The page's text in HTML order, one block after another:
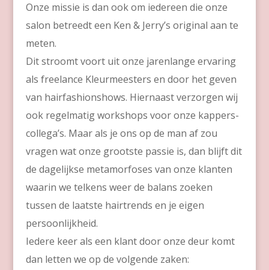
Onze missie is dan ook om iedereen die onze
salon betreedt een Ken & Jerry’s original aan te
meten.
Dit stroomt voort uit onze jarenlange ervaring
als freelance Kleurmeesters en door het geven
van hairfashionshows. Hiernaast verzorgen wij
ook regelmatig workshops voor onze kappers-
collega’s. Maar als je ons op de man af zou
vragen wat onze grootste passie is, dan blijft dit
de dagelijkse metamorfoses van onze klanten
waarin we telkens weer de balans zoeken
tussen de laatste hairtrends en je eigen
persoonlijkheid.
Iedere keer als een klant door onze deur komt
dan letten we op de volgende zaken: